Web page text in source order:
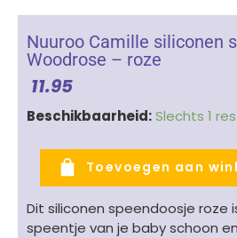
Nuuroo Camille siliconen
Woodrose – roze
11.95
Beschikbaarheid:Slechts 1
Nuuroo
siliconen
speendoosje
-
roze
Toevoegen aan
Dit siliconen speendoosje roze
speentje van je baby schoon